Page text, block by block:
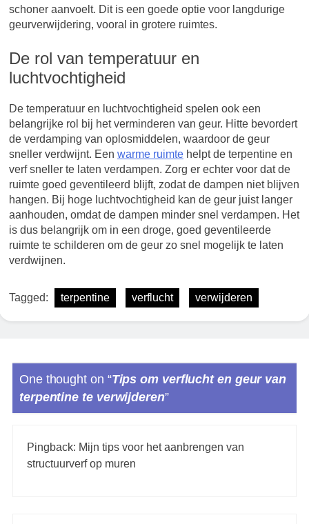
schoner aanvoelt. Dit is een goede optie voor langdurige
geurverwijdering, vooral in grotere ruimtes.
De rol van temperatuur en
luchtvochtigheid
De temperatuur en luchtvochtigheid spelen ook een
belangrijke rol bij het verminderen van geur. Hitte bevordert
de verdamping van oplosmiddelen, waardoor de geur
sneller verdwijnt. Een warme ruimte helpt de terpentine en
verf sneller te laten verdampen. Zorg er echter voor dat de
ruimte goed geventileerd blijft, zodat de dampen niet blijven
hangen. Bij hoge luchtvochtigheid kan de geur juist langer
aanhouden, omdat de dampen minder snel verdampen. Het
is dus belangrijk om in een droge, goed geventileerde
ruimte te schilderen om de geur zo snel mogelijk te laten
verdwijnen.
Tagged: terpentine verflucht verwijderen
One thought on “Tips om verflucht en geur van
terpentine te verwijderen”
Pingback: Mijn tips voor het aanbrengen van
structuurverf op muren